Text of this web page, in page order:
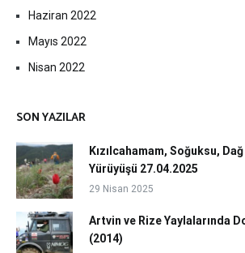
Haziran 2022
Mayıs 2022
Nisan 2022
SON YAZILAR
Kızılcahamam, Soğuksu,
Yürüyüşü 27.04.2025
29 Nisan 2025
Artvin ve Rize Yaylalarında
(2014)